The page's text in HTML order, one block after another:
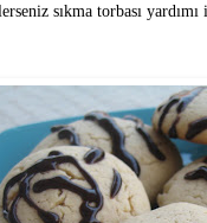
sıkma torbası